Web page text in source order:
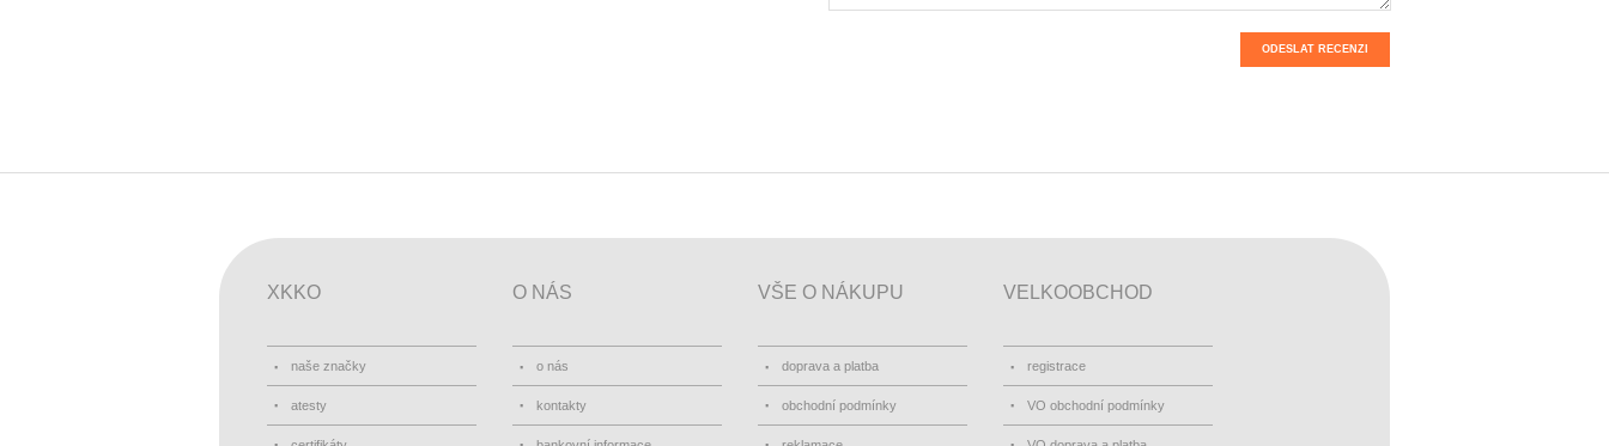
ODESLAT RECENZI
XKKO
naše značky
atesty
O NÁS
o nás
kontakty
VŠE O NÁKUPU
doprava a platba
obchodní podmínky
VELKOOBCHOD
registrace
VO obchodní podmínky